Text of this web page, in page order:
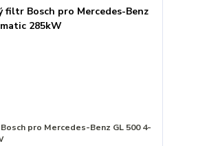
pro Mercedes-Benz GL 500 4-